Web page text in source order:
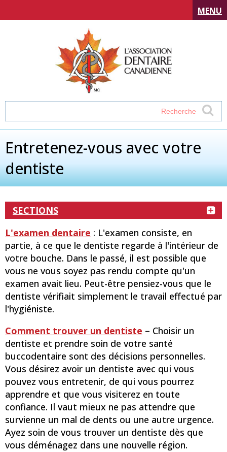
MENU
Entretenez-vous avec votre
dentiste
SECTIONS
L'examen dentaire : L'examen consiste, en
partie, à ce que le dentiste regarde à l'intérieur de
votre bouche. Dans le passé, il est possible que
vous ne vous soyez pas rendu compte qu'un
examen avait lieu. Peut-être pensiez-vous que le
dentiste vérifiait simplement le travail effectué par
l'hygiéniste.
Comment trouver un dentiste – Choisir un
dentiste et prendre soin de votre santé
buccodentaire sont des décisions personnelles.
Vous désirez avoir un dentiste avec qui vous
pouvez vous entretenir, de qui vous pourrez
apprendre et que vous visiterez en toute
confiance. Il vaut mieux ne pas attendre que
survienne un mal de dents ou une autre urgence.
Ayez soin de vous trouver un dentiste dès que
vous déménagez dans une nouvelle région.